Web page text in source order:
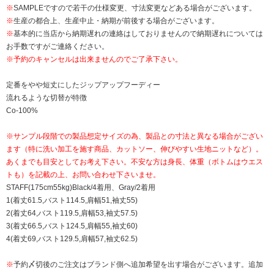
※SAMPLEですので若干の仕様変更、寸法変更などある場合がございます。
※生産の都合上、生産中止・納期が前後する場合がございます。
※基本的に当店から納期遅れの連絡はしておりませんので納期遅れについては
お手数ですがご連絡ください。
※予約のキャンセルは出来ませんのでご了承下さい。
定番をやや短丈にしたジップアップフーディー
流れるような切替が特徴
Co-100%
※サンプル段階での製品想定サイズの為、製品との寸法と異なる場合がござい
ます（特に洗い加工を施す商品、カットソー、伸びやすい生地ニットなど）。
あくまでも目安としてお考え下さい。不安な方は身長、体重（ボトムはウエス
トも）を記載の上、お問い合わせ下さいませ。
STAFF(175cm55kg)Black/4着用、Gray/2着用
1(着丈61.5,バスト114.5,肩幅51,袖丈55)
2(着丈64,バスト119.5,肩幅53,袖丈57.5)
3(着丈66.5,バスト124.5,肩幅55,袖丈60)
4(着丈69,バスト129.5,肩幅57,袖丈62.5)
※予約〆切後のご注文はブランド側へ追加希望を出す場合がございます。追加